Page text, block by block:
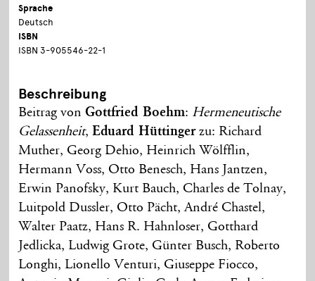
Sprache
Deutsch
ISBN
ISBN 3-905546-22-1
Beschreibung
Beitrag vonGottfried Boehm: Hermeneutische
Gelassenheit,Eduard Hüttingerzu: Richard
Muther, Georg Dehio, Heinrich Wölfflin,
Hermann Voss, Otto Benesch, Hans Jantzen,
Erwin Panofsky, Kurt Bauch, Charles de Tolnay,
Luitpold Dussler, Otto Pächt, André Chastel,
Walter Paatz, Hans R. Hahnloser, Gotthard
Jedlicka, Ludwig Grote, Günter Busch, Roberto
Longhi, Lionello Venturi, Giuseppe Fiocco,